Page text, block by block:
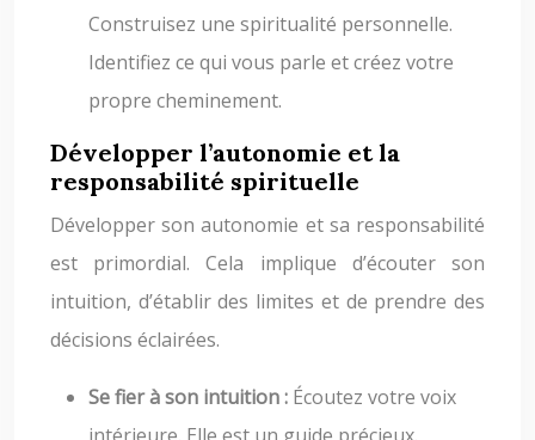
Construisez une spiritualité personnelle.
Identifiez ce qui vous parle et créez votre
propre cheminement.
Développer l’autonomie et la
responsabilité spirituelle
Développer son autonomie et sa responsabilité
est primordial. Cela implique d’écouter son
intuition, d’établir des limites et de prendre des
décisions éclairées.
Se fier à son intuition : Écoutez votre voix